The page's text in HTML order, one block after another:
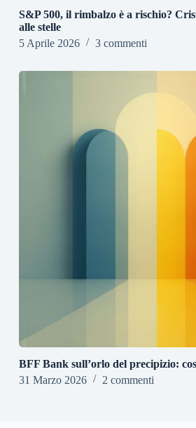
S&P 500, il rimbalzo è a rischio?
alle stelle
5 Aprile 2026
3 commenti
BFF Bank sull’orlo del precipizio:
31 Marzo 2026
2 commenti